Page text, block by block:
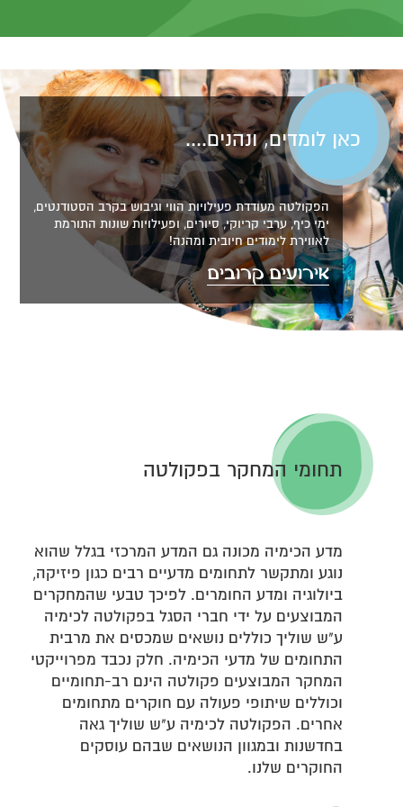
כאן לומדים, ונהנים....
הפקולטה מעודדת פעילויות הווי וגיבוש בקרב הסטודנטים,
ימי כיף, ערבי קריוקי, סיורים, ופעילויות שונות התורמת
לאווירת לימודים חיובית ומהנה!
אירועים קרובים
תחומי המחקר בפקולטה
מדע הכימיה מכונה גם המדע המרכזי בגלל שהוא
נוגע ומתקשר לתחומים מדעיים רבים כגון פיזיקה,
ביולוגיה ומדע החומרים. לפיכך טבעי שהמחקרים
המבוצעים על ידי חברי הסגל בפקולטה לכימיה
ע"ש שוליך כוללים נושאים שמכסים את מרבית
התחומים של מדעי הכימיה. חלק נכבד מפרוייקטי
המחקר המבוצעים פקולטה הינם רב-תחומיים
וכוללים שיתופי פעולה עם חוקרים מתחומים
אחרים. הפקולטה לכימיה ע"ש שוליך גאה
בחדשנות ובמגוון הנושאים שבהם עוסקים
החוקרים שלנו.